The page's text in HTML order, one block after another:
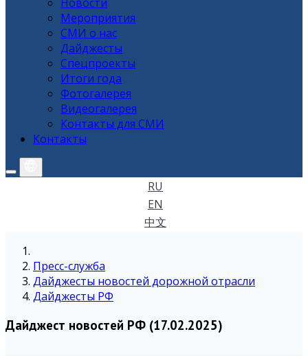
Мероприятия
СМИ о нас
Дайджесты
Спецпроекты
Итоги года
Фотогалерея
Видеогалерея
Контакты для СМИ
Контакты
RU
EN
中文
Пресс-служба
Дайджесты новостей дорожной отрасли
Дайджесты РФ
Дайджест новостей РФ (17.02.2025)